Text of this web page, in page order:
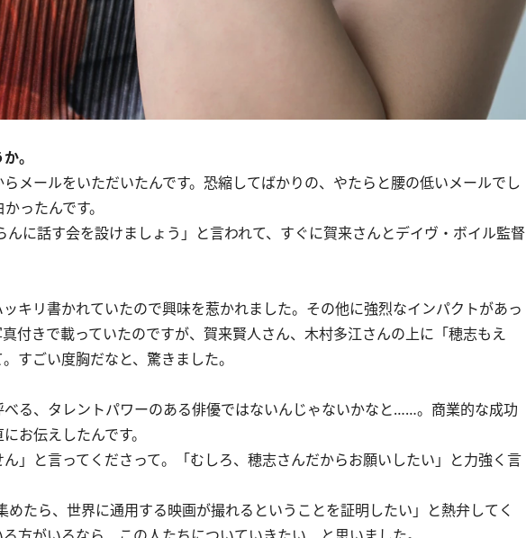
。
メールをいただいたんです。恐縮してばかりの、やたらと腰の低いメールでし
ったんです。
んに話す会を設けましょう」と言われて、すぐに賀来さんとデイヴ・ボイル監督
キリ書かれていたので興味を惹かれました。その他に強烈なインパクトがあっ
付きで載っていたのですが、賀来賢人さん、木村多江さんの上に「穂志もえ
すごい度胸だなと、驚きました。
る、タレントパワーのある俳優ではないんじゃないかなと……。商業的な成功
お伝えしたんです。
」と言ってくださって。「むしろ、穂志さんだからお願いしたい」と力強く言
めたら、世界に通用する映画が撮れるということを証明したい」と熱弁してく